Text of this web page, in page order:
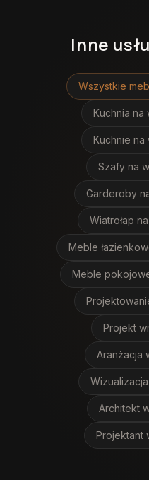
Inne
Wszystkie
Kuchnia na
Kuchnie na
Szafy na
Garderoby
Wiatrołap
Meble
Meble
Projekt
Aranżacja
Architekt
Projektant